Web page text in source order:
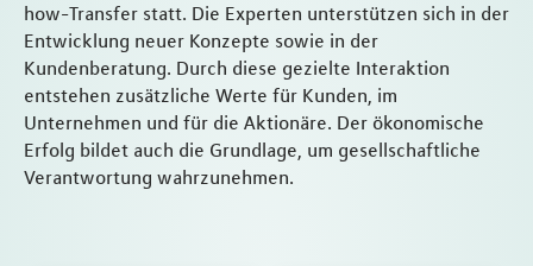
how-Transfer statt. Die Experten unterstützen sich in der
Entwicklung neuer Konzepte sowie in der
Kundenberatung. Durch diese gezielte Interaktion
entstehen zusätzliche Werte für Kunden, im
Unternehmen und für die Aktionäre. Der ökonomische
Erfolg bildet auch die Grundlage, um gesellschaftliche
Verantwortung wahrzunehmen.